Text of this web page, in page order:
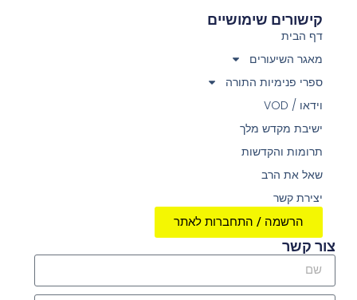
קישורים שימושיים
דף הבית
מאגר השיעורים
ספרי פנימיות התורה
וידאו / VOD
ישיבת מקדש מלך
תרומות והקדשות
שאל את הרב
יצירת קשר
הרשמה / התחברות לאתר
צור קשר